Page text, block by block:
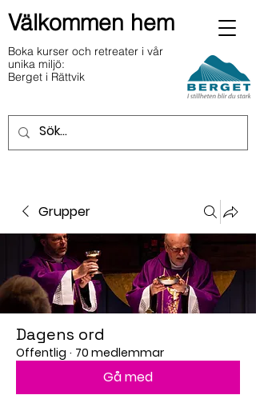
Välkommen hem
Boka kurser och retreater i vår
unika miljö:
Berget i Rättvik
Grupper
Dagens ord
Offentlig · 70 medlemmar
Gå med